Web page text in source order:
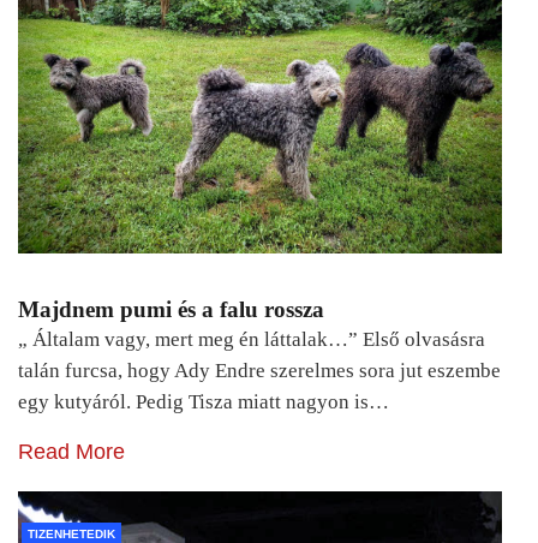
Majdnem pumi és a falu rossza
„ Általam vagy, mert meg én láttalak…” Első olvasásra
talán furcsa, hogy Ady Endre szerelmes sora jut eszembe
egy kutyáról. Pedig Tisza miatt nagyon is…
Read More
TIZENHETEDIK